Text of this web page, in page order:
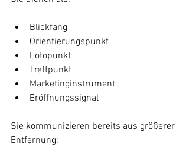
Blickfang
Orientierungspunkt
Fotopunkt
Treffpunkt
Marketinginstrument
Eröffnungssignal
Sie kommunizieren bereits aus größerer
Entfernung: